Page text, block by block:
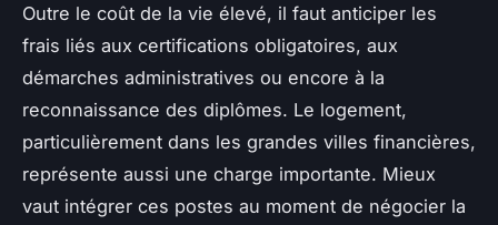
Outre le coût de la vie élevé, il faut anticiper les
frais liés aux certifications obligatoires, aux
démarches administratives ou encore à la
reconnaissance des diplômes. Le logement,
particulièrement dans les grandes villes financières,
représente aussi une charge importante. Mieux
vaut intégrer ces postes au moment de négocier la